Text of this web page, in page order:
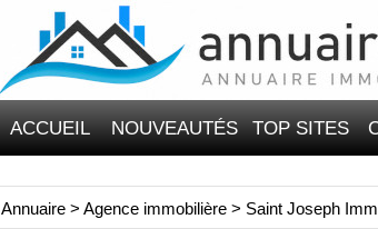
ACCUEIL NOUVEAUTÉS TOP SITES
Annuaire > Agence immobilière > Saint Joseph